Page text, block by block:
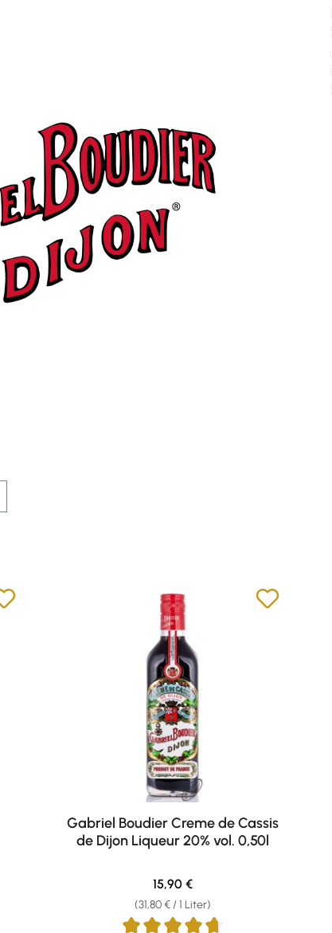
Gabriel Boudier Creme de Cassis
de Dijon Liqueur 20% vol. 0,50l
(31,80 € / 1 Liter)
Regulärer Preis:
15,90 €